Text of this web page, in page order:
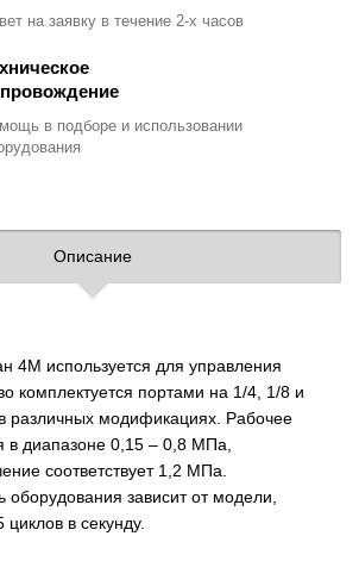
на заявку в течение 2-х часов
в подборе и использовании
Описание
4М используется для управления
комплектуется портами на 1/4, 1/8 и
различных модификациях. Рабочее
в диапазоне 0,15 – 0,8 МПа,
соответствует 1,2 МПа.
оборудования зависит от модели,
в секунду.